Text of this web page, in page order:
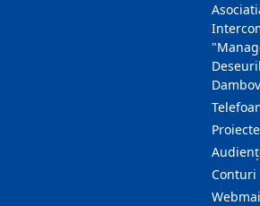
Proiecte
Conturi